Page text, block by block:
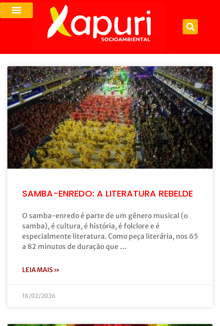
SAMBA-ENREDO: A LITERATURA REBELDE
O samba-enredo é parte de um gênero musical (o
samba), é cultura, é história, é folclore e é
especialmente literatura. Como peça literária, nos 65
a 82 minutos de duração que …
LEIA MAIS »
18/02/2026